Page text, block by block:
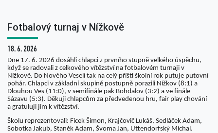
Fotbalový turnaj v Nížkově
18. 6. 2026
Dne 17. 6. 2026 dosáhli chlapci z prvního stupně velkého úspěchu,
když se radovali z celkového vítězství na fotbalovém turnaji v
Nížkově. Do Nového Veselí tak na celý příští školní rok putuje putovní
pohár. Chlapci v základní skupině postupně porazili Nížkov (8:1) a
Dlouhou Ves (11:0), v semifinále pak Bohdalov (3:2) a ve finále
Sázavu (5:3). Děkuji chlapcům za předvedenou hru, fair play chování
a gratuluji jim k vítězství.
Školu reprezentovali: Ficek Šimon, Krajčovič Lukáš, Sedláček Adam,
Sobotka Jakub, Staněk Adam, Švoma Jan, Uttendorfský Michal.